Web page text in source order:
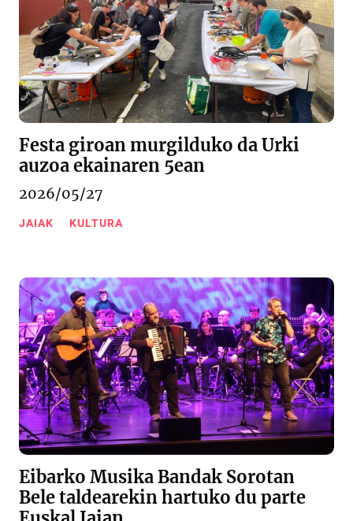
Festa giroan murgilduko da Urki
auzoa ekainaren 5ean
2026/05/27
JAIAK KULTURA
Eibarko Musika Bandak Sorotan
Bele taldearekin hartuko du parte